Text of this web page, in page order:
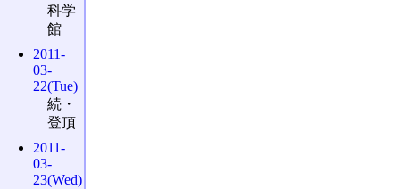
科学
館
2011-
03-
22(Tue)
続・
登頂
2011-
03-
23(Wed)